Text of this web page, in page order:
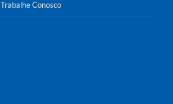
Trabalhe Conosco